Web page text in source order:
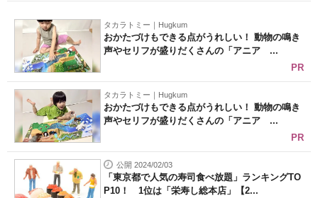
タカラトミー｜Hugkum
おかたづけもできる点がうれしい！ 動物の鳴き
声やセリフが盛りだくさんの「アニア ...
PR
タカラトミー｜Hugkum
おかたづけもできる点がうれしい！ 動物の鳴き
声やセリフが盛りだくさんの「アニア ...
PR
公開 2024/02/03
「東京都で人気の寿司食べ放題」ランキングTO
P10！ 1位は「栄寿し総本店」【2...